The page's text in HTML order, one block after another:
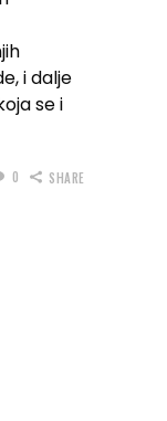
i dalje
se i
0 SHARE